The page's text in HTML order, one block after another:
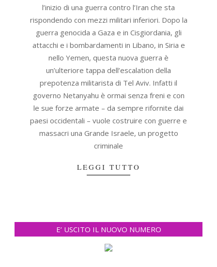
l’inizio di una guerra contro l’Iran che sta
rispondendo con mezzi militari inferiori. Dopo la
guerra genocida a Gaza e in Cisgiordania, gli
attacchi e i bombardamenti in Libano, in Siria e
nello Yemen, questa nuova guerra è
un’ulteriore tappa dell’escalation della
prepotenza militarista di Tel Aviv. Infatti il
governo Netanyahu è ormai senza freni e con
le sue forze armate – da sempre rifornite dai
paesi occidentali – vuole costruire con guerre e
massacri una Grande Israele, un progetto
criminale
LEGGI TUTTO
E’ USCITO IL NUOVO NUMERO